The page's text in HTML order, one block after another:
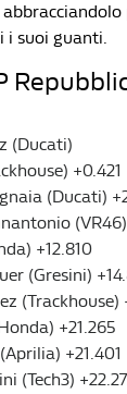
i suoi guanti.
(Ducati)
+0.421
(Ducati)
+12.810
(Gresini)
(Trackhouse)
+21.265
+21.401
(Tech3)